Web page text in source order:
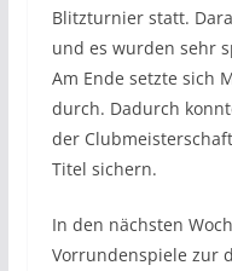
Blitzturnier statt.
und es wurden sehr
Am Ende setzte sich
durch. Dadurch
der
Titel sichern.
In den nächsten
Vorrundenspiele zur